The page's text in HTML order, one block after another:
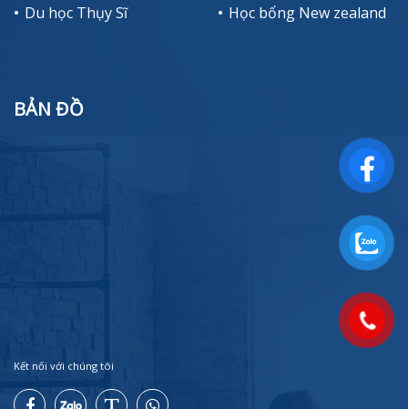
Du học Thụy Sĩ
Học bổng New zealand
BẢN ĐỒ
Kết nối với chúng tôi